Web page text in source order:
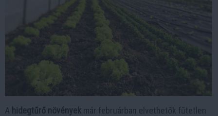
A hidegtűrő növények már februárban elvethetők fűtetlen